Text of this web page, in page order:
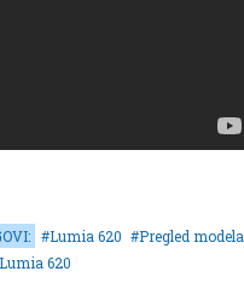
Lumia 620
Pregled modela
620